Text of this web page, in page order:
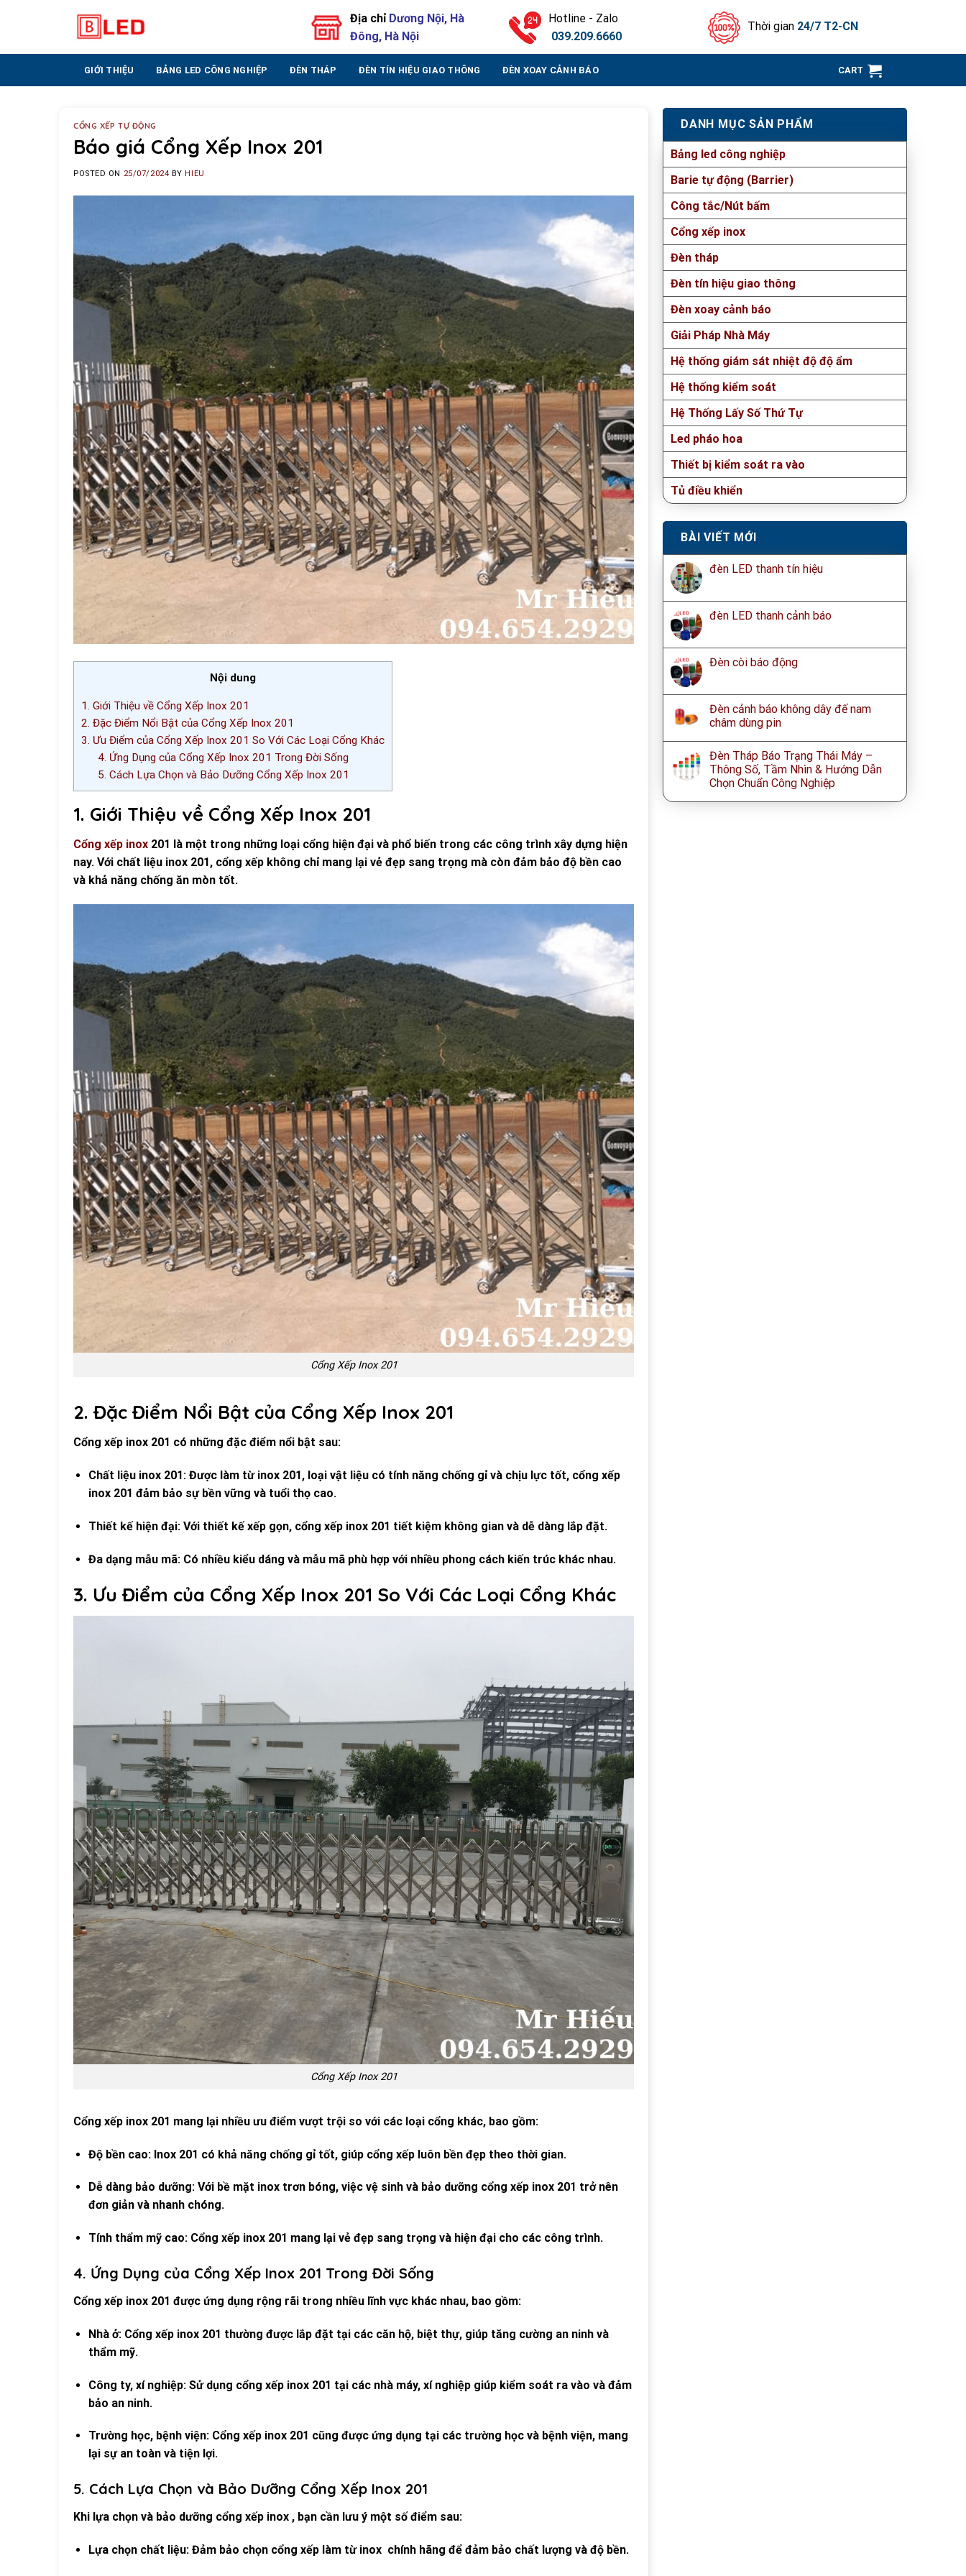
Địa chỉ Dương Nội, Hà
Đông, Hà Nội
Hotline - Zalo
039.209.6660
Thời gian 24/7 T2-CN
GIỚI THIỆU BẢNG LED CÔNG NGHIỆP ĐÈN THÁP ĐÈN TÍN HIỆU GIAO THÔNG ĐÈN XOAY CẢNH BÁO CART
CỔNG XẾP TỰ ĐỘNG
Báo giá Cổng Xếp Inox 201
POSTED ON 25/07/2024 BY HIEU
Nội dung
1. Giới Thiệu về Cổng Xếp Inox 201
2. Đặc Điểm Nổi Bật của Cổng Xếp Inox 201
3. Ưu Điểm của Cổng Xếp Inox 201 So Với Các Loại Cổng Khác
4. Ứng Dụng của Cổng Xếp Inox 201 Trong Đời Sống
5. Cách Lựa Chọn và Bảo Dưỡng Cổng Xếp Inox 201
1. Giới Thiệu về Cổng Xếp Inox 201
Cổng xếp inox 201 là một trong những loại cổng hiện đại và phổ biến trong các công trình xây dựng hiện
nay. Với chất liệu inox 201, cổng xếp không chỉ mang lại vẻ đẹp sang trọng mà còn đảm bảo độ bền cao
và khả năng chống ăn mòn tốt.
Cổng Xếp Inox 201
2. Đặc Điểm Nổi Bật của Cổng Xếp Inox 201
Cổng xếp inox 201 có những đặc điểm nổi bật sau:
Chất liệu inox 201: Được làm từ inox 201, loại vật liệu có tính năng chống gỉ và chịu lực tốt, cổng xếp
inox 201 đảm bảo sự bền vững và tuổi thọ cao.
Thiết kế hiện đại: Với thiết kế xếp gọn, cổng xếp inox 201 tiết kiệm không gian và dễ dàng lắp đặt.
Đa dạng mẫu mã: Có nhiều kiểu dáng và mẫu mã phù hợp với nhiều phong cách kiến trúc khác nhau.
3. Ưu Điểm của Cổng Xếp Inox 201 So Với Các Loại Cổng Khác
Cổng Xếp Inox 201
Cổng xếp inox 201 mang lại nhiều ưu điểm vượt trội so với các loại cổng khác, bao gồm:
Độ bền cao: Inox 201 có khả năng chống gỉ tốt, giúp cổng xếp luôn bền đẹp theo thời gian.
Dễ dàng bảo dưỡng: Với bề mặt inox trơn bóng, việc vệ sinh và bảo dưỡng cổng xếp inox 201 trở nên
đơn giản và nhanh chóng.
Tính thẩm mỹ cao: Cổng xếp inox 201 mang lại vẻ đẹp sang trọng và hiện đại cho các công trình.
4. Ứng Dụng của Cổng Xếp Inox 201 Trong Đời Sống
Cổng xếp inox 201 được ứng dụng rộng rãi trong nhiều lĩnh vực khác nhau, bao gồm:
Nhà ở: Cổng xếp inox 201 thường được lắp đặt tại các căn hộ, biệt thự, giúp tăng cường an ninh và
thẩm mỹ.
Công ty, xí nghiệp: Sử dụng cổng xếp inox 201 tại các nhà máy, xí nghiệp giúp kiểm soát ra vào và đảm
bảo an ninh.
Trường học, bệnh viện: Cổng xếp inox 201 cũng được ứng dụng tại các trường học và bệnh viện, mang
lại sự an toàn và tiện lợi.
5. Cách Lựa Chọn và Bảo Dưỡng Cổng Xếp Inox 201
Khi lựa chọn và bảo dưỡng cổng xếp inox , bạn cần lưu ý một số điểm sau:
Lựa chọn chất liệu: Đảm bảo chọn cổng xếp làm từ inox chính hãng để đảm bảo chất lượng và độ bền.
DANH MỤC SẢN PHẨM
Bảng led công nghiệp
Barie tự động (Barrier)
Công tắc/Nút bấm
Cổng xếp inox
Đèn tháp
Đèn tín hiệu giao thông
Đèn xoay cảnh báo
Giải Pháp Nhà Máy
Hệ thống giám sát nhiệt độ độ ẩm
Hệ thống kiểm soát
Hệ Thống Lấy Số Thứ Tự
Led pháo hoa
Thiết bị kiểm soát ra vào
Tủ điều khiển
BÀI VIẾT MỚI
đèn LED thanh tín hiệu
đèn LED thanh cảnh báo
Đèn còi báo động
Đèn cảnh báo không dây đế nam
châm dùng pin
Đèn Tháp Báo Trạng Thái Máy –
Thông Số, Tầm Nhìn & Hướng Dẫn
Chọn Chuẩn Công Nghiệp